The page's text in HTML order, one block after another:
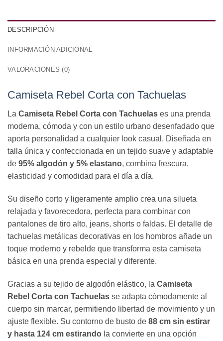
DESCRIPCIÓN
INFORMACIÓN ADICIONAL
VALORACIONES (0)
Camiseta Rebel Corta con Tachuelas
La Camiseta Rebel Corta con Tachuelas es una prenda
moderna, cómoda y con un estilo urbano desenfadado que
aporta personalidad a cualquier look casual. Diseñada en
talla única y confeccionada en un tejido suave y adaptable
de 95% algodón y 5% elastano, combina frescura,
elasticidad y comodidad para el día a día.
Su diseño corto y ligeramente amplio crea una silueta
relajada y favorecedora, perfecta para combinar con
pantalones de tiro alto, jeans, shorts o faldas. El detalle de
tachuelas metálicas decorativas en los hombros añade un
toque moderno y rebelde que transforma esta camiseta
básica en una prenda especial y diferente.
Gracias a su tejido de algodón elástico, la Camiseta
Rebel Corta con Tachuelas se adapta cómodamente al
cuerpo sin marcar, permitiendo libertad de movimiento y un
ajuste flexible. Su contorno de busto de 88 cm sin estirar
y hasta 124 cm estirando la convierte en una opción